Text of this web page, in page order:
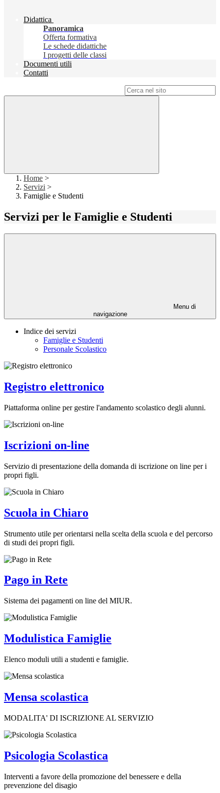
Didattica
Panoramica
Offerta formativa
Le schede didattiche
I progetti delle classi
Documenti utili
Contatti
Home >
Servizi >
Famiglie e Studenti
Servizi per le Famiglie e Studenti
Menu di
navigazione
Indice dei servizi
Famiglie e Studenti
Personale Scolastico
Registro elettronico
Piattaforma online per gestire l'andamento scolastico degli alunni.
Iscrizioni on-line
Servizio di presentazione della domanda di iscrizione on line per i
propri figli.
Scuola in Chiaro
Strumento utile per orientarsi nella scelta della scuola e del percorso
di studi dei propri figli.
Pago in Rete
Sistema dei pagamenti on line del MIUR.
Modulistica Famiglie
Elenco moduli utili a studenti e famiglie.
Mensa scolastica
MODALITA' DI ISCRIZIONE AL SERVIZIO
Psicologia Scolastica
Interventi a favore della promozione del benessere e della
prevenzione del disagio